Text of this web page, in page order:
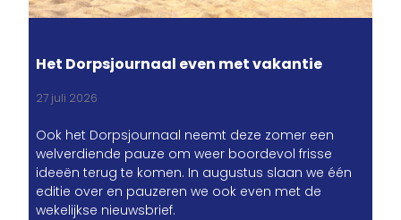
Het Dorpsjournaal even met vakantie
27 juli 2026
Ook het Dorpsjournaal neemt deze zomer een
welverdiende pauze om weer boordevol frisse
ideeën terug te komen. In augustus slaan we één
editie over en pauzeren we ook even met de
wekelijkse nieuwsbrief.